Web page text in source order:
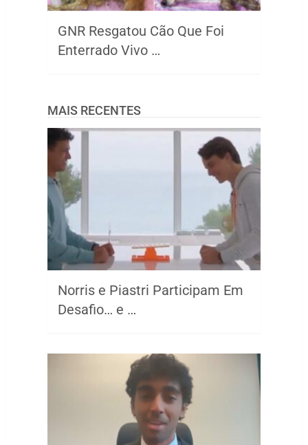
GNR Resgatou Cão Que Foi
Enterrado Vivo …
MAIS RECENTES
Norris e Piastri Participam Em
Desafio… e …